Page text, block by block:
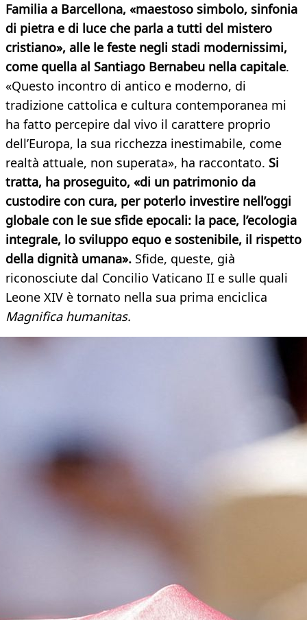
Familia a Barcellona, «maestoso simbolo, sinfonia
di pietra e di luce che parla a tutti del mistero
cristiano», alle le feste negli stadi modernissimi,
come quella al Santiago Bernabeu nella capitale.
«Questo incontro di antico e moderno, di
tradizione cattolica e cultura contemporanea mi
ha fatto percepire dal vivo il carattere proprio
dell’Europa, la sua ricchezza inestimabile, come
realtà attuale, non superata», ha raccontato. Si
tratta, ha proseguito, «di un patrimonio da
custodire con cura, per poterlo investire nell’oggi
globale con le sue sfide epocali: la pace, l’ecologia
integrale, lo sviluppo equo e sostenibile, il rispetto
della dignità umana». Sfide, queste, già
riconosciute dal Concilio Vaticano II e sulle quali
Leone XIV è tornato nella sua prima enciclica
Magnifica humanitas.